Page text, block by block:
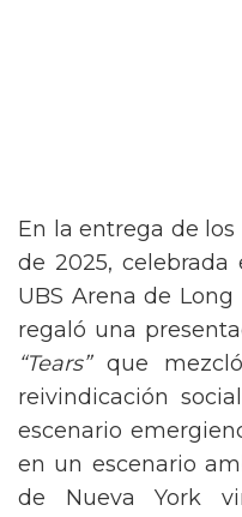
En la entrega de
de 2025,
UBS Arena de
regaló una
“Tears”que mezcló
reivindicación
escenario
en un escenario
de Nueva York